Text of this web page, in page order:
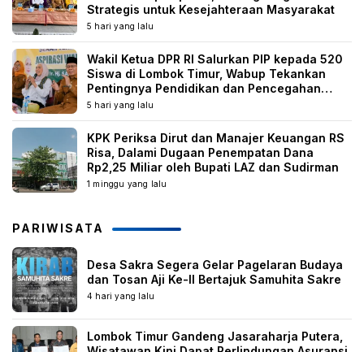
Strategis untuk Kesejahteraan Masyarakat
5 hari yang lalu
Wakil Ketua DPR RI Salurkan PIP kepada 520
Siswa di Lombok Timur, Wabup Tekankan
Pentingnya Pendidikan dan Pencegahan
Perkawinan Anak
5 hari yang lalu
KPK Periksa Dirut dan Manajer Keuangan RS
Risa, Dalami Dugaan Penempatan Dana
Rp2,25 Miliar oleh Bupati LAZ dan Sudirman
1 minggu yang lalu
PARIWISATA
Desa Sakra Segera Gelar Pagelaran Budaya
dan Tosan Aji Ke-II Bertajuk Samuhita Sakre
4 hari yang lalu
Lombok Timur Gandeng Jasaraharja Putera,